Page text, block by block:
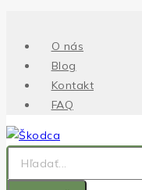
O nás
Blog
Kontakt
FAQ